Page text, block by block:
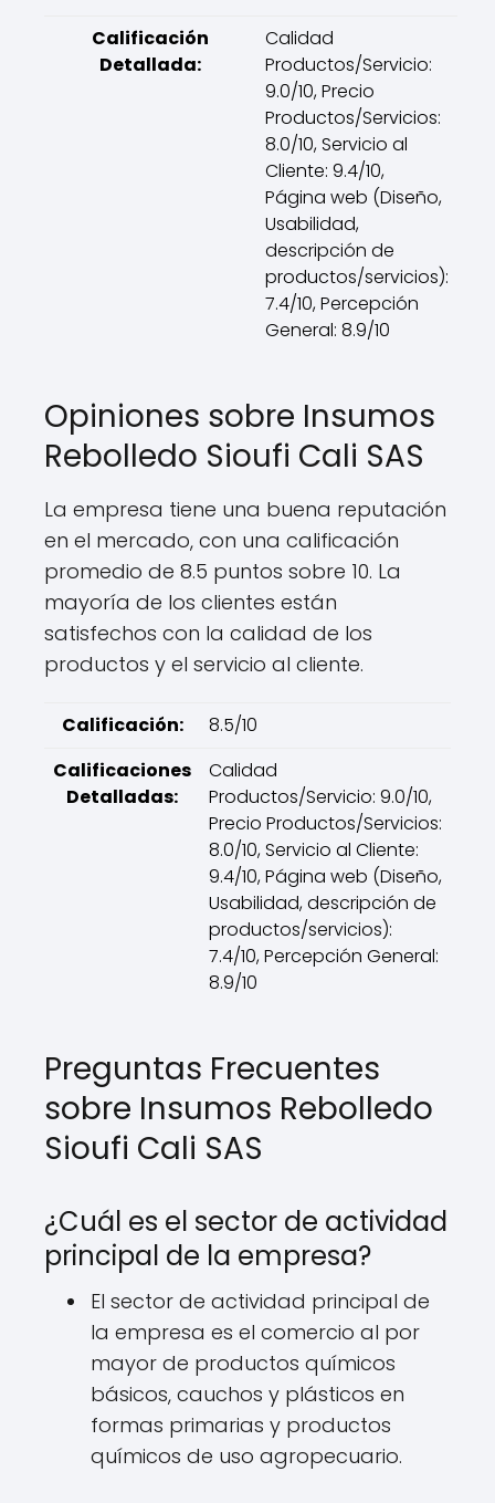
Calificación
Detallada:
Calidad
Productos/Servicio:
9.0/10, Precio
Productos/Servicios:
8.0/10, Servicio al
Cliente: 9.4/10,
Página web (Diseño,
Usabilidad,
descripción de
productos/servicios):
7.4/10, Percepción
General: 8.9/10
Opiniones sobre Insumos
Rebolledo Sioufi Cali SAS
La empresa tiene una buena reputación
en el mercado, con una calificación
promedio de 8.5 puntos sobre 10. La
mayoría de los clientes están
satisfechos con la calidad de los
productos y el servicio al cliente.
Calificación:
8.5/10
Calificaciones
Detalladas:
Calidad
Productos/Servicio: 9.0/10,
Precio Productos/Servicios:
8.0/10, Servicio al Cliente:
9.4/10, Página web (Diseño,
Usabilidad, descripción de
productos/servicios):
7.4/10, Percepción General:
8.9/10
Preguntas Frecuentes
sobre Insumos Rebolledo
Sioufi Cali SAS
¿Cuál es el sector de actividad
principal de la empresa?
El sector de actividad principal de
la empresa es el comercio al por
mayor de productos químicos
básicos, cauchos y plásticos en
formas primarias y productos
químicos de uso agropecuario.